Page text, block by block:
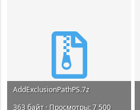
AddExclusionPathPS.7z
363 байт · Просмотры: 7 500